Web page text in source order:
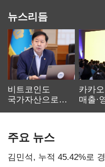
뉴스리듬
비트코인도
국가자산으로…'
카카
매출·
주요 뉴스
김민석, 누적 45.42%로